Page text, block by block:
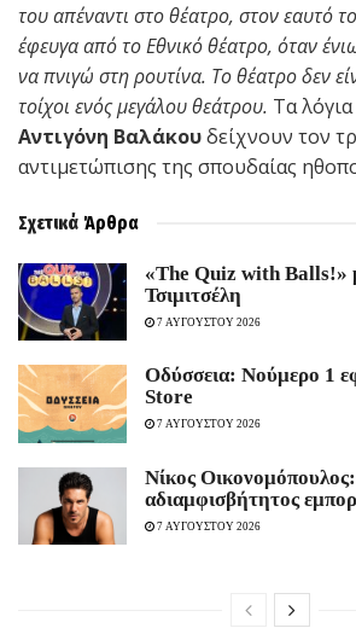
του απέναντι στο θέατρο, στον εαυτό
έφευγα από το Εθνικό θέατρο, όταν
να πνιγώ στη ρουτίνα. Το θέατρο δεν
τοίχοι ενός μεγάλου θεάτρου. Τα
Αντιγόνη Βαλάκουδείχνουν τον
αντιμετώπισης της σπουδαίας
Σχετικά Άρθρα
«The Quiz with Balls!»
Τσιμιτσέλη
7 ΑΥΓΟΥΣΤΟΥ 2026
Οδύσσεια: Νούμερο 1
Store
7 ΑΥΓΟΥΣΤΟΥ 2026
Νίκος
αδιαμφισβήτητος
7 ΑΥΓΟΥΣΤΟΥ 2026